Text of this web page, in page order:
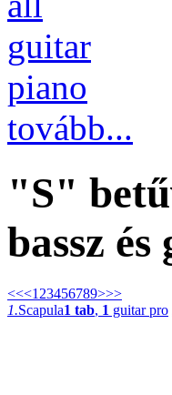
guitar
piano
tovább...
"S"
bassz
<<<1 23456789>>>
1.Scapula1 tab, 1 guitar pro